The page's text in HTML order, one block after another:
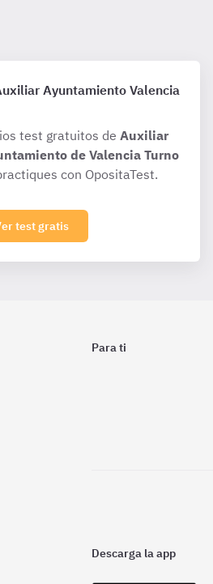
Ayuntamiento Valencia
test gratuitos de Auxiliar
de Valencia Turno
con OpositaTest.
test gratis
Para ti
Descarga la app